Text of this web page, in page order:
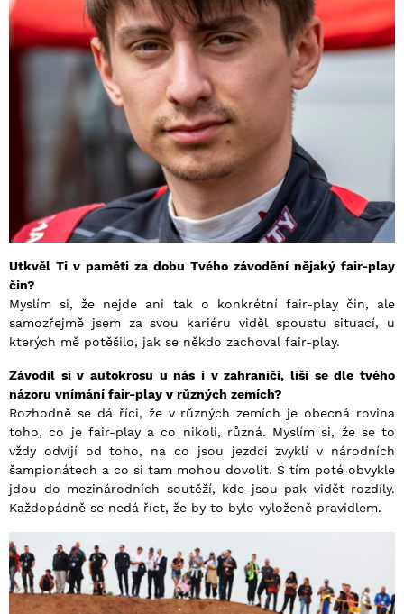
Utkvěl Ti v paměti za dobu Tvého závodění nějaký fair-play
čin?
Myslím si, že nejde ani tak o konkrétní fair-play čin, ale
samozřejmě jsem za svou kariéru viděl spoustu situací, u
kterých mě potěšilo, jak se někdo zachoval fair-play.
Závodil si v autokrosu u nás i v zahraničí, liší se dle tvého
názoru vnímání fair-play v různých zemích?
Rozhodně se dá říci, že v různých zemích je obecná rovina
toho, co je fair-play a co nikoli, různá. Myslím si, že se to
vždy odvíjí od toho, na co jsou jezdci zvyklí v národních
šampionátech a co si tam mohou dovolit. S tím poté obvykle
jdou do mezinárodních soutěží, kde jsou pak vidět rozdíly.
Každopádně se nedá říct, že by to bylo vyloženě pravidlem.